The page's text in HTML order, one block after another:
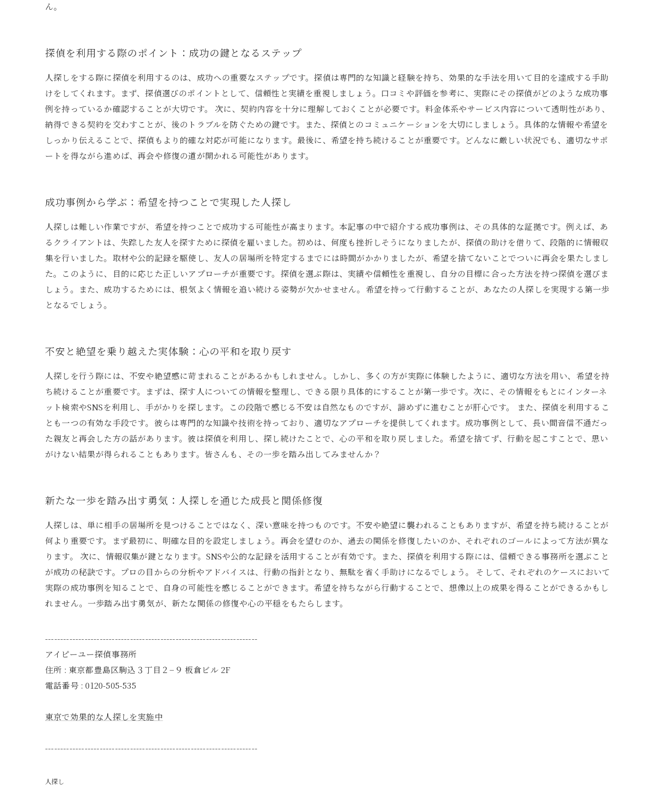
ん。
探偵を利用する際のポイント：成功の鍵となるステップ
人探しをする際に探偵を利用するのは、成功への重要なステップです。探偵は専門的な知識と経験を持ち、効果的な手法を用いて目的を達成する手助
けをしてくれます。まず、探偵選びのポイントとして、信頼性と実績を重視しましょう。口コミや評価を参考に、実際にその探偵がどのような成功事
例を持っているか確認することが大切です。 次に、契約内容を十分に理解しておくことが必要です。料金体系やサービス内容について透明性があり、
納得できる契約を交わすことが、後のトラブルを防ぐための鍵です。また、探偵とのコミュニケーションを大切にしましょう。具体的な情報や希望を
しっかり伝えることで、探偵もより的確な対応が可能になります。最後に、希望を持ち続けることが重要です。どんなに厳しい状況でも、適切なサポ
ートを得ながら進めば、再会や修復の道が開かれる可能性があります。
成功事例から学ぶ：希望を持つことで実現した人探し
人探しは難しい作業ですが、希望を持つことで成功する可能性が高まります。本記事の中で紹介する成功事例は、その具体的な証拠です。例えば、あ
るクライアントは、失踪した友人を探すために探偵を雇いました。初めは、何度も挫折しそうになりましたが、探偵の助けを借りて、段階的に情報収
集を行いました。取材や公的記録を駆使し、友人の居場所を特定するまでには時間がかかりましたが、希望を捨てないことでついに再会を果たしまし
た。このように、目的に応じた正しいアプローチが重要です。探偵を選ぶ際は、実績や信頼性を重視し、自分の目標に合った方法を持つ探偵を選びま
しょう。また、成功するためには、根気よく情報を追い続ける姿勢が欠かせません。希望を持って行動することが、あなたの人探しを実現する第一歩
となるでしょう。
不安と絶望を乗り越えた実体験：心の平和を取り戻す
人探しを行う際には、不安や絶望感に苛まれることがあるかもしれません。しかし、多くの方が実際に体験したように、適切な方法を用い、希望を持
ち続けることが重要です。まずは、探す人についての情報を整理し、できる限り具体的にすることが第一歩です。次に、その情報をもとにインターネ
ット検索やSNSを利用し、手がかりを探します。この段階で感じる不安は自然なものですが、諦めずに進むことが肝心です。 また、探偵を利用するこ
とも一つの有効な手段です。彼らは専門的な知識や技術を持っており、適切なアプローチを提供してくれます。成功事例として、長い間音信不通だっ
た親友と再会した方の話があります。彼は探偵を利用し、探し続けたことで、心の平和を取り戻しました。希望を捨てず、行動を起こすことで、思い
がけない結果が得られることもあります。皆さんも、その一歩を踏み出してみませんか？
新たな一歩を踏み出す勇気：人探しを通じた成長と関係修復
人探しは、単に相手の居場所を見つけることではなく、深い意味を持つものです。不安や絶望に襲われることもありますが、希望を持ち続けることが
何より重要です。まず最初に、明確な目的を設定しましょう。再会を望むのか、過去の関係を修復したいのか、それぞれのゴールによって方法が異な
ります。 次に、情報収集が鍵となります。SNSや公的な記録を活用することが有効です。また、探偵を利用する際には、信頼できる事務所を選ぶこと
が成功の秘訣です。プロの目からの分析やアドバイスは、行動の指針となり、無駄を省く手助けになるでしょう。 そして、それぞれのケースにおいて
実際の成功事例を知ることで、自身の可能性を感じることができます。希望を持ちながら行動することで、想像以上の成果を得ることができるかもし
れません。一歩踏み出す勇気が、新たな関係の修復や心の平穏をもたらします。
----------------------------------------------------------------------
アイピーユー探偵事務所
住所 : 東京都豊島区駒込３丁目２−９ 板倉ビル 2F
電話番号 : 0120-505-535
東京で効果的な人探しを実施中
----------------------------------------------------------------------
人探し